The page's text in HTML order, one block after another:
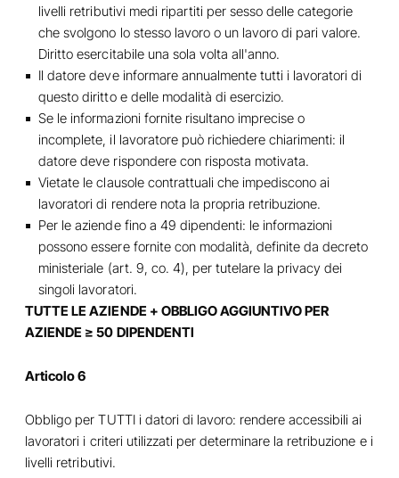
livelli retributivi medi ripartiti per sesso delle categorie
che svolgono lo stesso lavoro o un lavoro di pari valore.
Diritto esercitabile una sola volta all'anno.
Il datore deve informare annualmente tutti i lavoratori di
questo diritto e delle modalità di esercizio.
Se le informazioni fornite risultano imprecise o
incomplete, il lavoratore può richiedere chiarimenti: il
datore deve rispondere con risposta motivata.
Vietate le clausole contrattuali che impediscono ai
lavoratori di rendere nota la propria retribuzione.
Per le aziende fino a 49 dipendenti: le informazioni
possono essere fornite con modalità, definite da decreto
ministeriale (art. 9, co. 4), per tutelare la privacy dei
singoli lavoratori.
TUTTE LE AZIENDE + OBBLIGO AGGIUNTIVO PER
AZIENDE ≥ 50 DIPENDENTI
Articolo 6
Obbligo per TUTTI i datori di lavoro: rendere accessibili ai
lavoratori i criteri utilizzati per determinare la retribuzione e i
livelli retributivi.